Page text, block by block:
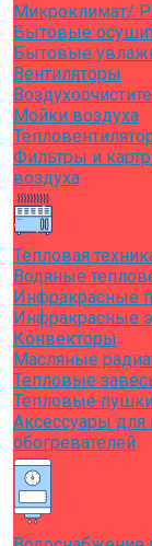
Микроклимат/
Бытовые
Бытовые
Вентиляторы
Мойки воздуха
Фильтры и
воздуха
Тепловая
Водяные
Инфракрасные
Инфракрасные
Конвекторы
Масляные
Тепловые
Тепловые
Аксессуары
обогревателей